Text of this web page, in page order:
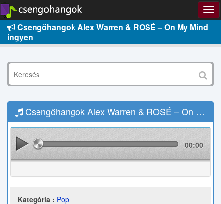
Csengőhangok Alex Warren & ROSÉ – On My Mind
ingyen
Csengőhangok Alex Warren & ROSÉ – On My Mind Letöltés
00:00
Kategória : Pop